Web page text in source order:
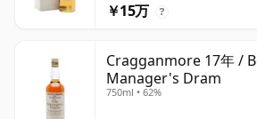
￥15万 ?
Cragganmore 17年 /
Manager's Dram
750ml • 62%